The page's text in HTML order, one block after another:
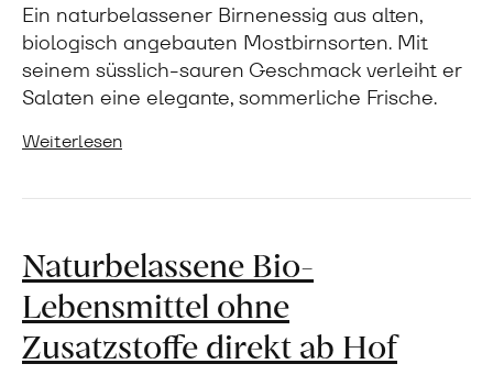
Ein naturbelassener Birnenessig aus alten,
biologisch angebauten Mostbirnsorten. Mit
seinem süsslich-sauren Geschmack verleiht er
Salaten eine elegante, sommerliche Frische.
Weiterlesen
Naturbelassene Bio-
Lebensmittel ohne
Zusatzstoffe direkt ab Hof